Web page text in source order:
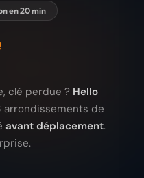
en 20 min
clé perdue ? Hello
arrondissements de
avant déplacement.